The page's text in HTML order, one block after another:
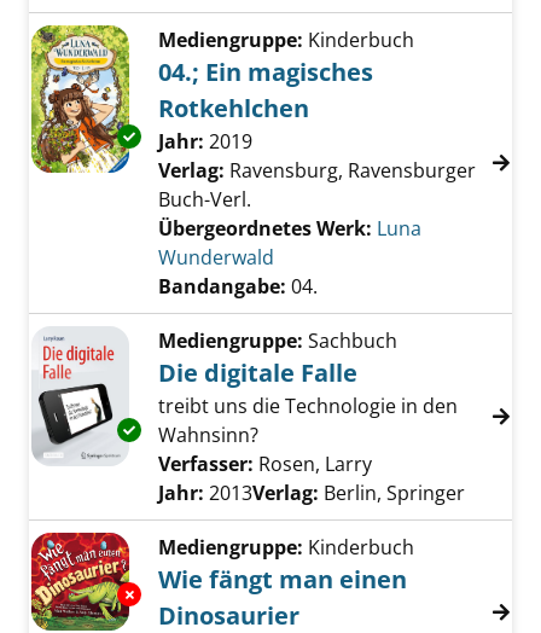
Exemplar-Details von 04.; Ein magisches
Mediengruppe: Kinderbuch
04.; Ein magisches
Rotkehlchen
Suche nach diesem Verfasser
Jahr: 2019
Verlag: Ravensburg, Ravensburger
Buch-Verl.
Übergeordnetes Werk: Luna
Wunderwald
Bandangabe: 04.
Exemplar-Details von Die digitale Falle
Mediengruppe: Sachbuch
Die digitale Falle
treibt uns die Technologie in den
Wahnsinn?
Verfasser: Rosen, Larry
Jahr: 2013Verlag: Berlin, Springer
Exemplar-Details von Wie fängt man einen
Mediengruppe: Kinderbuch
Wie fängt man einen
Dinosaurier